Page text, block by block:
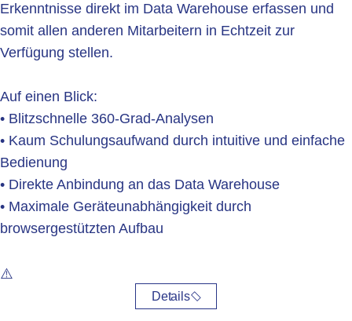
Erkenntnisse direkt im Data Warehouse erfassen und
somit allen anderen Mitarbeitern in Echtzeit zur
Verfügung stellen.
Auf einen Blick:
• Blitzschnelle 360-Grad-Analysen
• Kaum Schulungsaufwand durch intuitive und einfache
Bedienung
• Direkte Anbindung an das Data Warehouse
• Maximale Geräteunabhängigkeit durch
browsergestützten Aufbau
Details